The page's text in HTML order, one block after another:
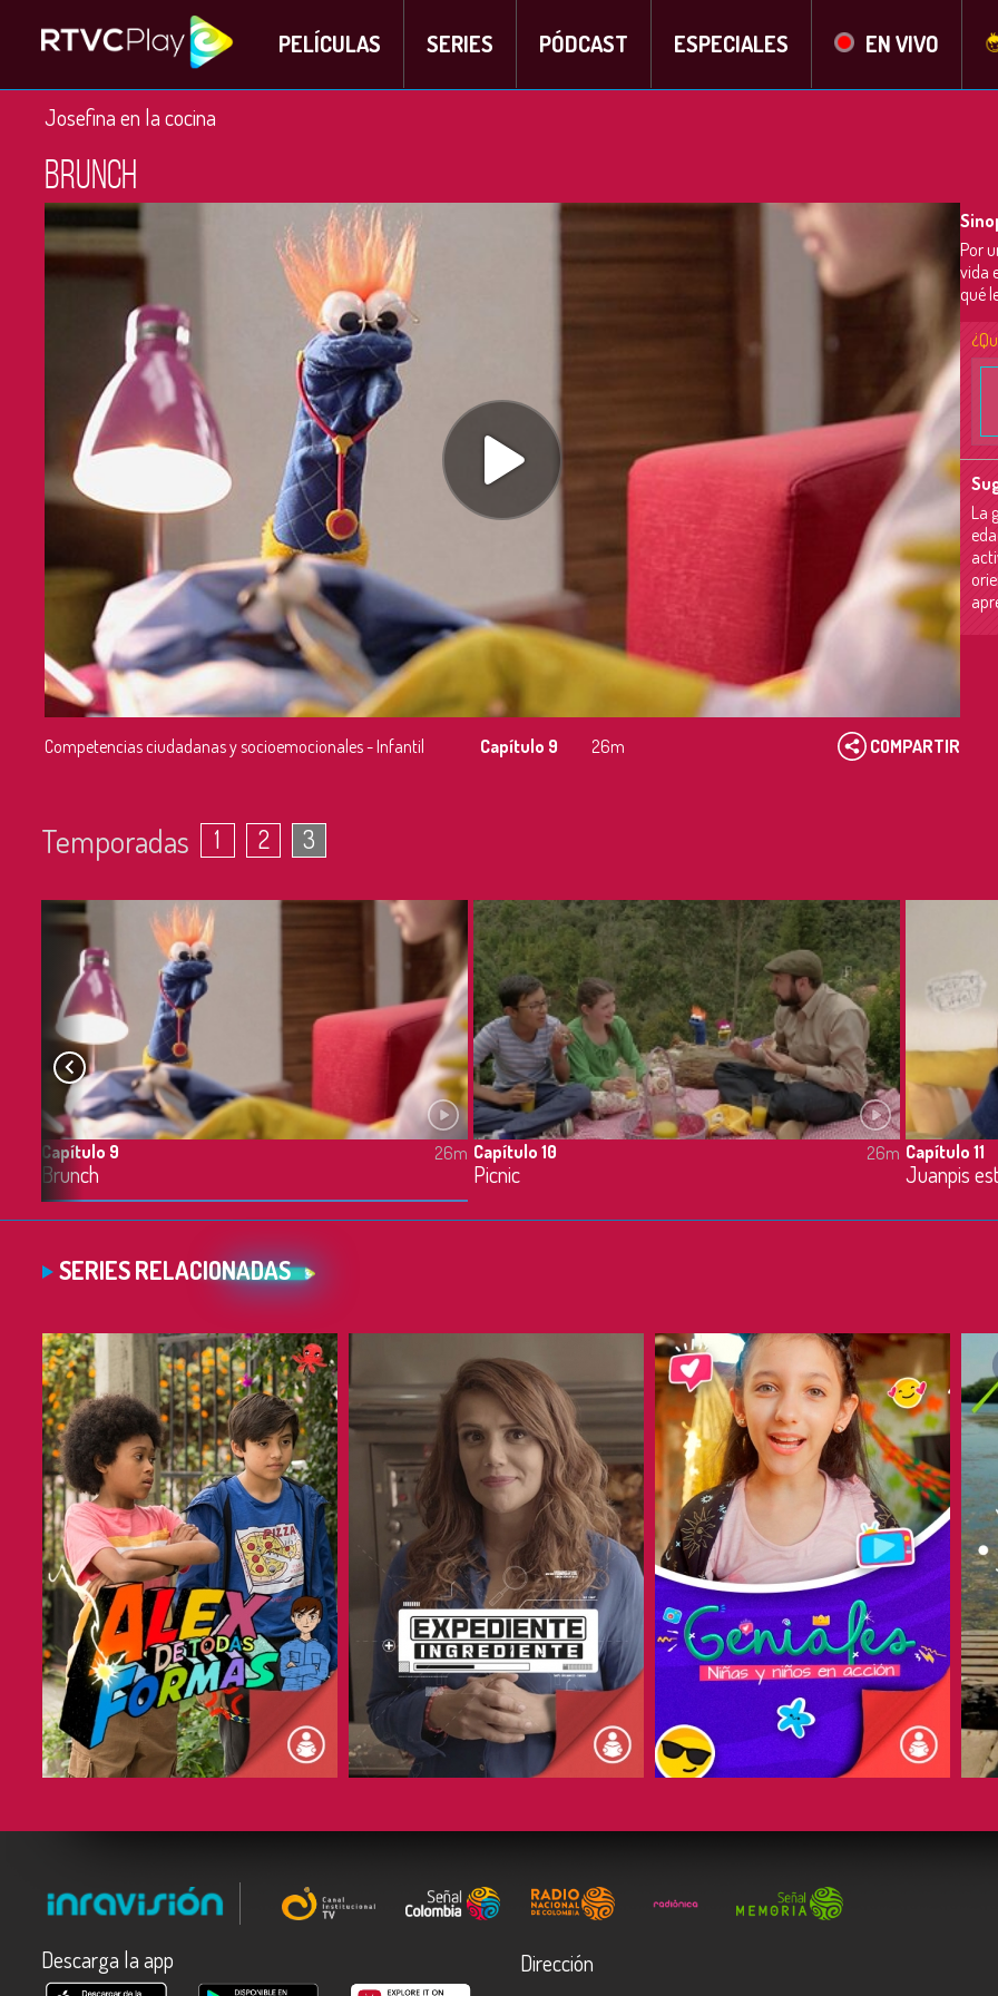
PELÍCULAS SERIES PÓDCAST ESPECIALES EN VIVO
Josefina en la cocina
Brunch
Competencias ciudadanas y socioemocionales - Infantil Capítulo 9 26m COMPARTIR
Por
vida
qué
La
Temporadas 1 2 3
Capítulo 9
Brunch
26m Capítulo 10
Picnic
26m Capítulo 11
Juanpis
SERIES RELACIONADAS
COMPARTIR COMPARTIR COMPARTIR
Descarga la app Dirección